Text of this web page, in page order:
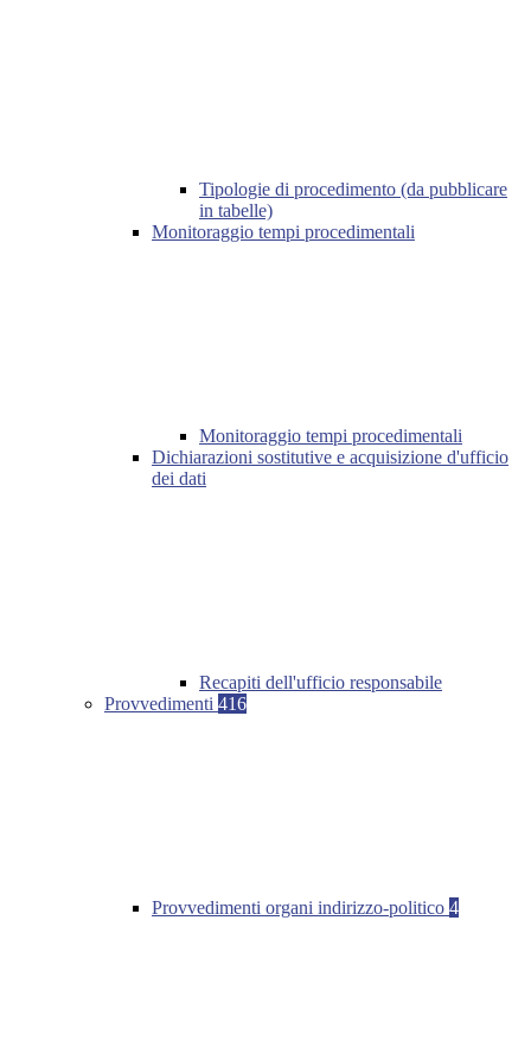
Tipologie di procedimento (da pubblicare
in tabelle)
Monitoraggio tempi procedimentali
Monitoraggio tempi procedimentali
Dichiarazioni sostitutive e acquisizione d'ufficio
dei dati
Recapiti dell'ufficio responsabile
Provvedimenti 416
Provvedimenti organi indirizzo-politico 4